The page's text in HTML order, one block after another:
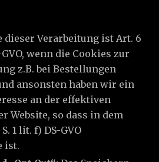
dieser Verarbeitung ist Art. 6
GVO, wenn die Cookies zur
z.B. bei Bestellungen
ansonsten haben wir ein
an der effektiven
Website, so dass in dem
1 lit. f) DS-GVO
ist.